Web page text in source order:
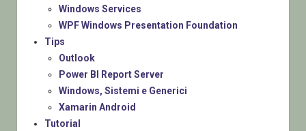
Windows Services
WPF Windows Presentation Foundation
Tips
Outlook
Power BI Report Server
Windows, Sistemi e Generici
Xamarin Android
Tutorial